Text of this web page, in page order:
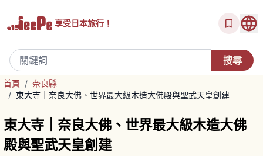
享受日本旅行！
首頁 / 奈良縣
/ 東大寺｜奈良大佛、世界最大級木造大佛殿與聖武天皇創建
東大寺｜奈良大佛、世界最大級木造大佛
殿與聖武天皇創建